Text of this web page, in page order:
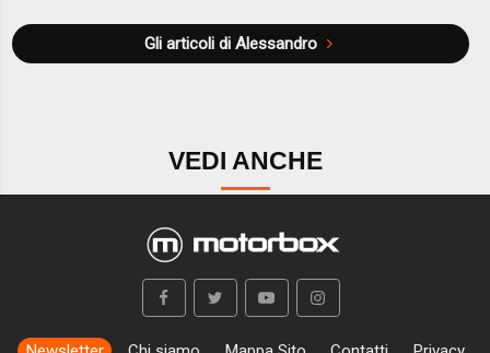
Gli articoli di Alessandro
VEDI ANCHE